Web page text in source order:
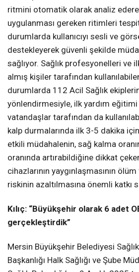
ritmini otomatik olarak analiz
uygulanması gereken ritimleri
durumlarda kullanıcıyı sesli ve
destekleyerek güvenli şekilde
sağlıyor. Sağlık profesyonelleri ve
almış kişiler tarafından
durumlarda 112 Acil Sağlık
yönlendirmesiyle, ilk yardım
vatandaşlar tarafından da
kalp durmalarında ilk 3-5 dakika
etkili müdahalenin, sağ kalma
oranında artırabildiğine dikkat
cihazlarının yaygınlaşmasının ölüm
riskinin azaltılmasına önemli katkı
Kılıç: “Büyükşehir olarak 6 adet
gerçekleştirdik”
Mersin Büyükşehir Belediyesi
Başkanlığı Halk Sağlığı ve Şube